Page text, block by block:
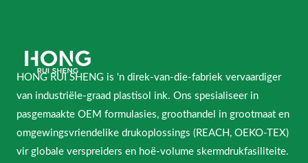
HONG RUI SHENG is 'n direk-van-die-fabriek vervaardiger
van industriële-graad plastisol ink. Ons spesialiseer in
pasgemaakte OEM formulasies, groothandel in grootmaat en
omgewingsvriendelike drukoplossings (REACH, OEKO-TEX)
vir globale verspreiders en hoë-volume skermdrukfasiliteite.